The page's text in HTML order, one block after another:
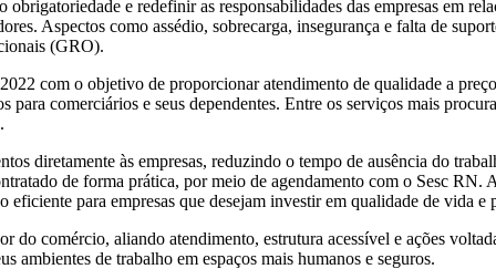
e redefinir as responsabilidades das empresas em
Aspectos como assédio, sobrecarga, insegurança e falta de
(GRO).
com o objetivo de proporcionar atendimento de qualidade a
comerciários e seus dependentes. Entre os serviços mais
diretamente às empresas, reduzindo o tempo de ausência do
de forma prática, por meio de agendamento com o Sesc
para empresas que desejam investir em qualidade de vida e
do comércio, aliando atendimento, estrutura acessível e ações
ambientes de trabalho em espaços mais humanos e seguros.